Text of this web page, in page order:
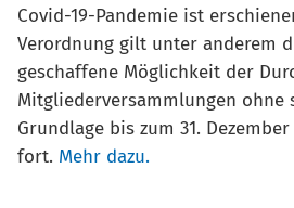
Covid-19-Pandemie ist
Verordnung gilt unter anderem
geschaffene Möglichkeit der
Mitgliederversammlungen ohne
Grundlage bis zum 31.
fort. Mehr dazu.